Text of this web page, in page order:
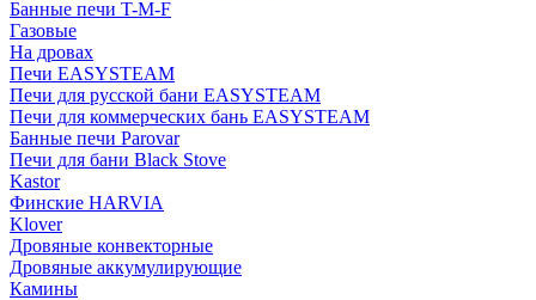
Банные печи T-M-F
Газовые
На дровах
Печи EASYSTEAM
Печи для русской бани EASYSTEAM
Печи для коммерческих бань EASYSTEAM
Банные печи Parovar
Печи для бани Black Stove
Kastor
Финские HARVIA
Klover
Дровяные конвекторные
Дровяные аккумулирующие
Камины